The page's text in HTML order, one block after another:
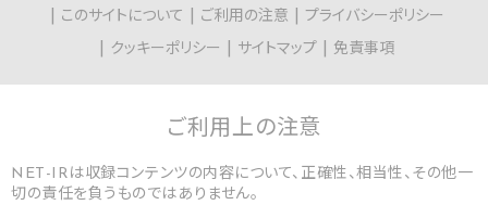
このサイトについて
ご利用の注意
プライバシーポリシー
クッキーポリシー
サイトマップ 免責事項
ご利用上の注意
NET-IRは収録コンテンツの内容について、正確性、相当性、その他一
切の責任を負うものではありません。